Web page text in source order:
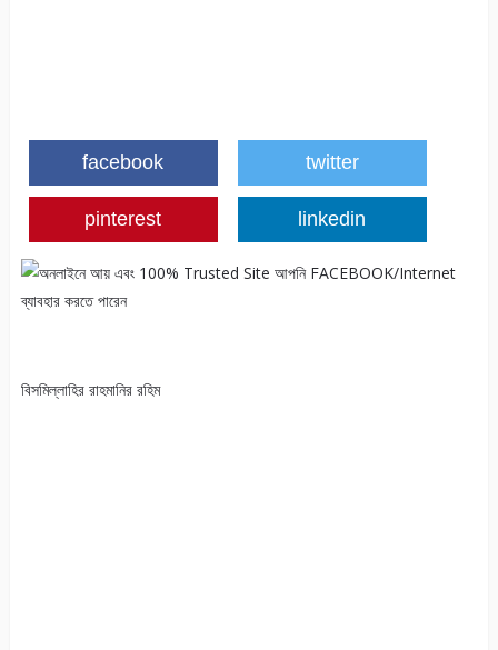
facebook twitter
pinterest linkedin
বিসমিল্লাহির রাহমানির রহিম